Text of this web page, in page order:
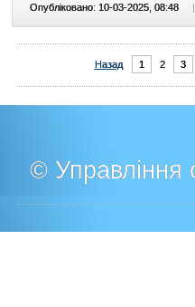
Опубліковано: 10-03-2025, 08:48 |
Назад 1 2 3
© Управління